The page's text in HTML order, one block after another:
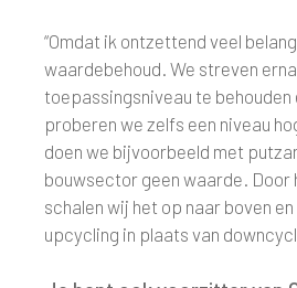
“Omdat ik ontzettend veel
waardebehoud. We streven
toepassingsniveau te behouden
proberen we zelfs een niveau
doen we bijvoorbeeld met
bouwsector geen waarde. Door
schalen wij het op naar boven
upcycling in plaats van